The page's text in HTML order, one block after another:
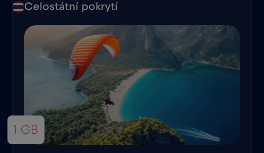
Celostátní pokrytí
1 GB